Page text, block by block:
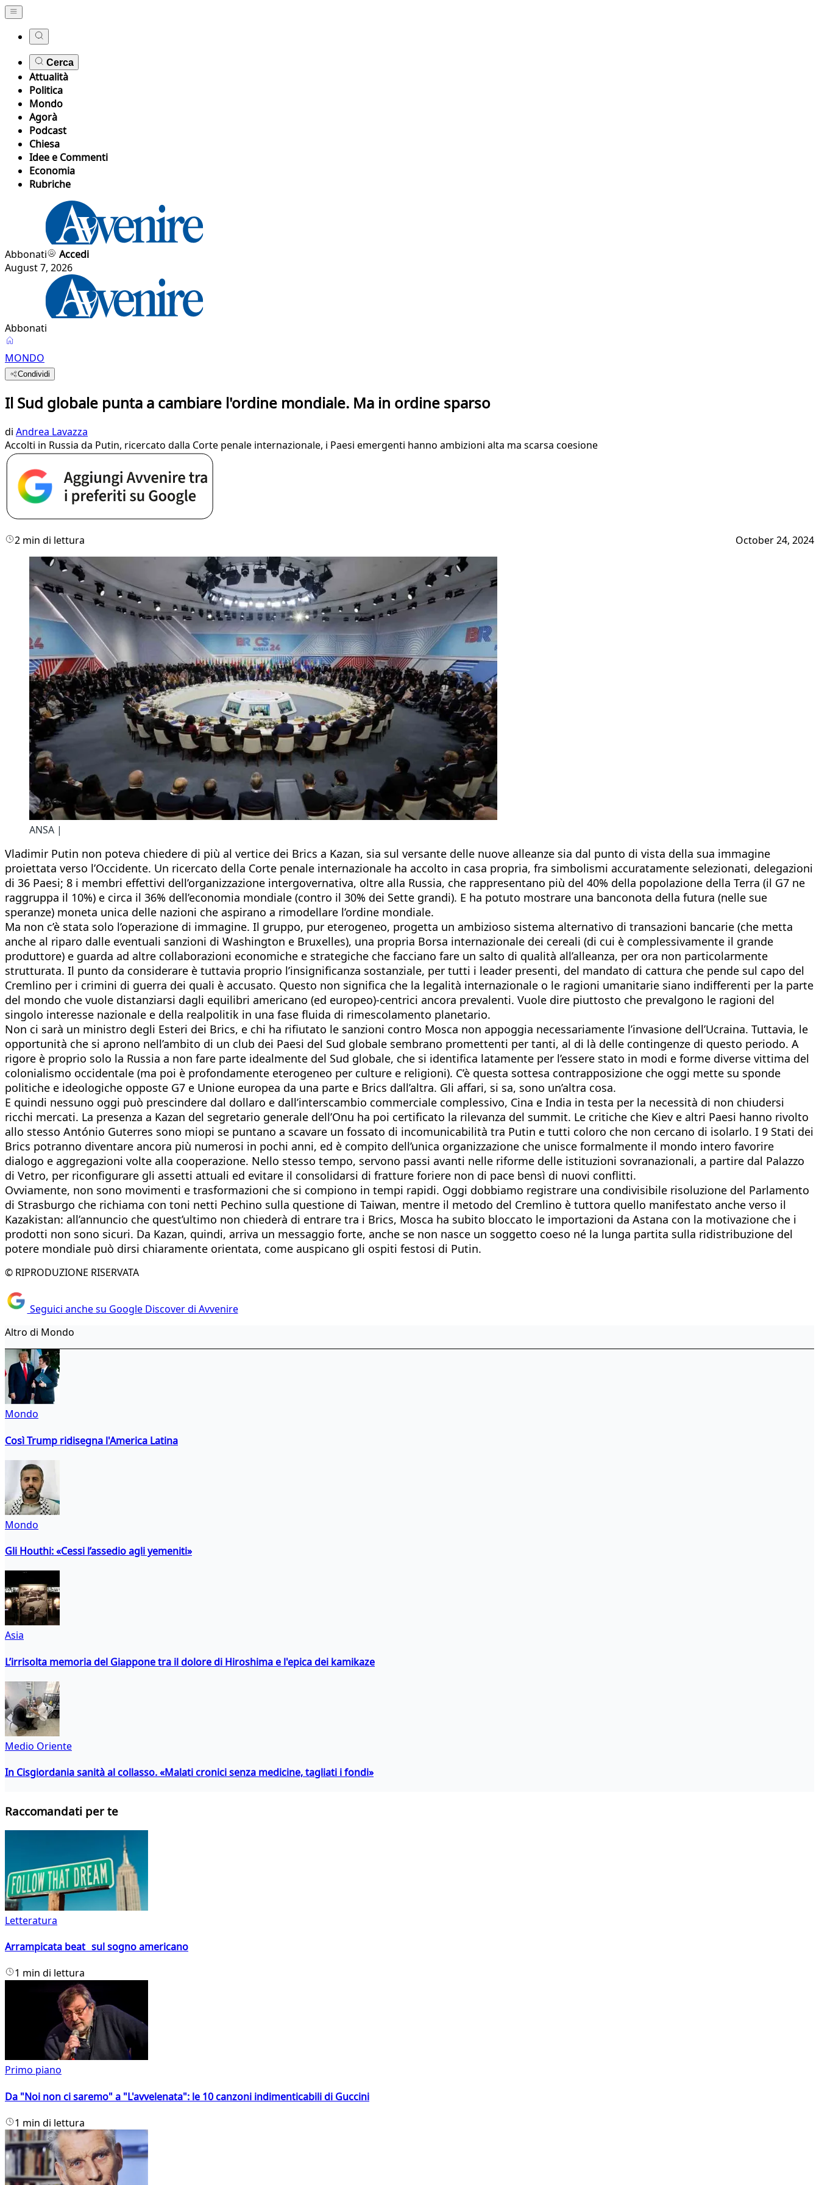
Cerca
Attualità
Politica
Mondo
Agorà
Podcast
Chiesa
Idee e Commenti
Economia
Rubriche
Abbonati
Accedi
August 7, 2026
Abbonati
MONDO
Condividi
Il Sud globale punta a cambiare l'ordine mondiale. Ma in ordine sparso
di Andrea Lavazza
Accolti in Russia da Putin, ricercato dalla Corte penale internazionale, i Paesi emergenti hanno ambizioni alta ma scarsa coesione
2 min di lettura October 24, 2024
ANSA |
Vladimir Putin non poteva chiedere di più al vertice dei Brics a Kazan, sia sul versante delle nuove alleanze sia dal punto di vista della sua immagine
proiettata verso l’Occidente. Un ricercato della Corte penale internazionale ha accolto in casa propria, fra simbolismi accuratamente selezionati, delegazioni
di 36 Paesi; 8 i membri effettivi dell’organizzazione intergovernativa, oltre alla Russia, che rappresentano più del 40% della popolazione della Terra (il G7 ne
raggruppa il 10%) e circa il 36% dell’economia mondiale (contro il 30% dei Sette grandi). E ha potuto mostrare una banconota della futura (nelle sue
speranze) moneta unica delle nazioni che aspirano a rimodellare l’ordine mondiale.
Ma non c’è stata solo l’operazione di immagine. Il gruppo, pur eterogeneo, progetta un ambizioso sistema alternativo di transazioni bancarie (che metta
anche al riparo dalle eventuali sanzioni di Washington e Bruxelles), una propria Borsa internazionale dei cereali (di cui è complessivamente il grande
produttore) e guarda ad altre collaborazioni economiche e strategiche che facciano fare un salto di qualità all’alleanza, per ora non particolarmente
strutturata. Il punto da considerare è tuttavia proprio l’insignificanza sostanziale, per tutti i leader presenti, del mandato di cattura che pende sul capo del
Cremlino per i crimini di guerra dei quali è accusato. Questo non significa che la legalità internazionale o le ragioni umanitarie siano indifferenti per la parte
del mondo che vuole distanziarsi dagli equilibri americano (ed europeo)-centrici ancora prevalenti. Vuole dire piuttosto che prevalgono le ragioni del
singolo interesse nazionale e della realpolitik in una fase fluida di rimescolamento planetario.
Non ci sarà un ministro degli Esteri dei Brics, e chi ha rifiutato le sanzioni contro Mosca non appoggia necessariamente l’invasione dell’Ucraina. Tuttavia, le
opportunità che si aprono nell’ambito di un club dei Paesi del Sud globale sembrano promettenti per tanti, al di là delle contingenze di questo periodo. A
rigore è proprio solo la Russia a non fare parte idealmente del Sud globale, che si identifica latamente per l’essere stato in modi e forme diverse vittima del
colonialismo occidentale (ma poi è profondamente eterogeneo per culture e religioni). C’è questa sottesa contrapposizione che oggi mette su sponde
politiche e ideologiche opposte G7 e Unione europea da una parte e Brics dall’altra. Gli affari, si sa, sono un’altra cosa.
E quindi nessuno oggi può prescindere dal dollaro e dall’interscambio commerciale complessivo, Cina e India in testa per la necessità di non chiudersi
ricchi mercati. La presenza a Kazan del segretario generale dell’Onu ha poi certificato la rilevanza del summit. Le critiche che Kiev e altri Paesi hanno rivolto
allo stesso António Guterres sono miopi se puntano a scavare un fossato di incomunicabilità tra Putin e tutti coloro che non cercano di isolarlo. I 9 Stati dei
Brics potranno diventare ancora più numerosi in pochi anni, ed è compito dell’unica organizzazione che unisce formalmente il mondo intero favorire
dialogo e aggregazioni volte alla cooperazione. Nello stesso tempo, servono passi avanti nelle riforme delle istituzioni sovranazionali, a partire dal Palazzo
di Vetro, per riconfigurare gli assetti attuali ed evitare il consolidarsi di fratture foriere non di pace bensì di nuovi conflitti.
Ovviamente, non sono movimenti e trasformazioni che si compiono in tempi rapidi. Oggi dobbiamo registrare una condivisibile risoluzione del Parlamento
di Strasburgo che richiama con toni netti Pechino sulla questione di Taiwan, mentre il metodo del Cremlino è tuttora quello manifestato anche verso il
Kazakistan: all’annuncio che quest’ultimo non chiederà di entrare tra i Brics, Mosca ha subito bloccato le importazioni da Astana con la motivazione che i
prodotti non sono sicuri. Da Kazan, quindi, arriva un messaggio forte, anche se non nasce un soggetto coeso né la lunga partita sulla ridistribuzione del
potere mondiale può dirsi chiaramente orientata, come auspicano gli ospiti festosi di Putin.
© RIPRODUZIONE RISERVATA
Seguici anche su Google Discover di Avvenire
Altro di Mondo
Mondo
Così Trump ridisegna l'America Latina
Mondo
Gli Houthi: «Cessi l’assedio agli yemeniti»
Asia
L’irrisolta memoria del Giappone tra il dolore di Hiroshima e l'epica dei kamikaze
Medio Oriente
In Cisgiordania sanità al collasso. «Malati cronici senza medicine, tagliati i fondi»
Raccomandati per te
Letteratura
Arrampicata beat sul sogno americano
1 min di lettura
Primo piano
Da "Noi non ci saremo" a "L'avvelenata": le 10 canzoni indimenticabili di Guccini
1 min di lettura